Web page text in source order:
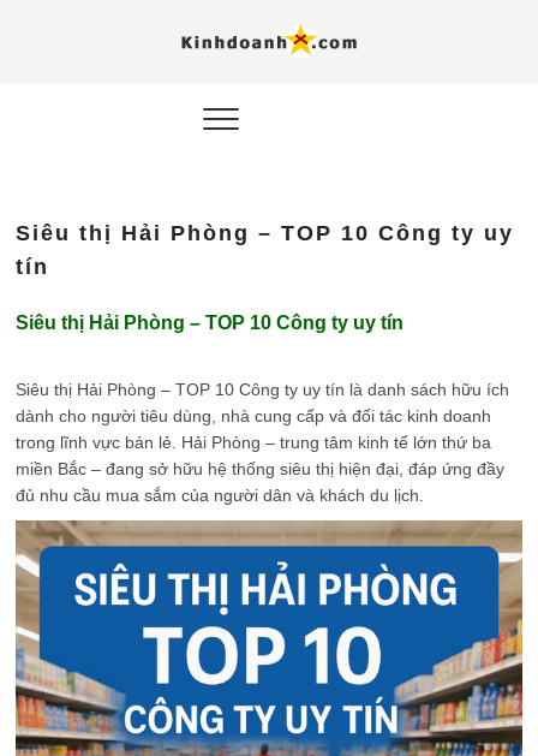
AI
Siêu thị Hải Phòng – TOP 10 Công ty uy
tín
Siêu thị Hải Phòng – TOP 10 Công ty uy tín
Siêu thị Hải Phòng – TOP 10 Công ty uy tín là danh sách hữu ích
dành cho người tiêu dùng, nhà cung cấp và đối tác kinh doanh
trong lĩnh vực bán lẻ. Hải Phòng – trung tâm kinh tế lớn thứ ba
miền Bắc – đang sở hữu hệ thống siêu thị hiện đại, đáp ứng đầy
đủ nhu cầu mua sắm của người dân và khách du lịch.